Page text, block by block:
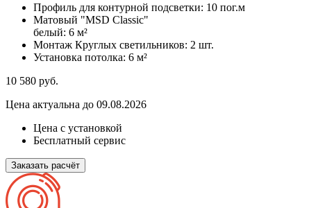
Профиль для контурной подсветки: 10 пог.м
Матовый "MSD Classic"
белый: 6 м²
Монтаж Круглых светильников: 2 шт.
Установка потолка: 6 м²
10 580 руб.
Цена актуальна до 09.08.2026
Цена с установкой
Бесплатный сервис
Заказать расчёт